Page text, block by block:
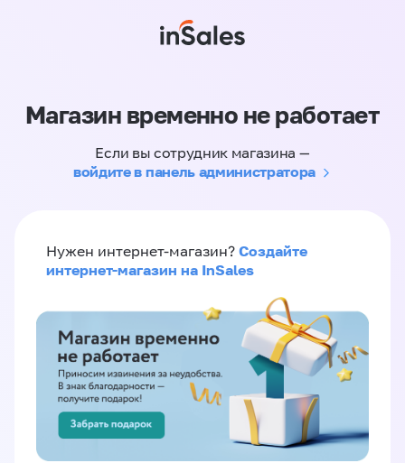
Магазин временно не работает
Если вы сотрудник магазина —
войдите в панель администратора
Нужен интернет-магазин? Создайте
интернет-магазин на InSales